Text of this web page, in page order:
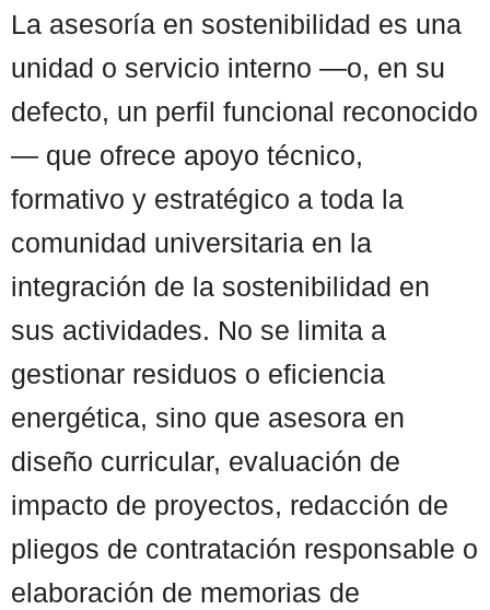
La asesoría en sostenibilidad es una
unidad o servicio interno —o, en su
defecto, un perfil funcional reconocido
— que ofrece apoyo técnico,
formativo y estratégico a toda la
comunidad universitaria en la
integración de la sostenibilidad en
sus actividades. No se limita a
gestionar residuos o eficiencia
energética, sino que asesora en
diseño curricular, evaluación de
impacto de proyectos, redacción de
pliegos de contratación responsable o
elaboración de memorias de